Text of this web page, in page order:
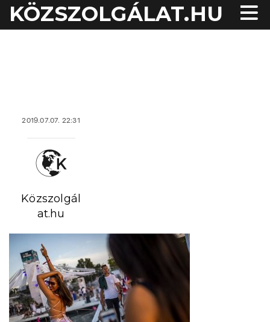
KÖZSZOLGÁLAT.HU
2019.07.07. 22:31
Közszolgál
at.hu